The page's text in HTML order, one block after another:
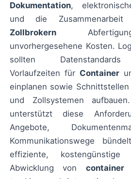
Dokumentation,
und die
Zollbrokern
unvorhergesehene Kosten.
sollten Datenstandards
Vorlaufzeiten für Container
einplanen sowie Schnittstellen
und Zollsystemen
unterstützt diese
Angebote,
Kommunikationswege
effiziente, kostengünstige
Abwicklung von container